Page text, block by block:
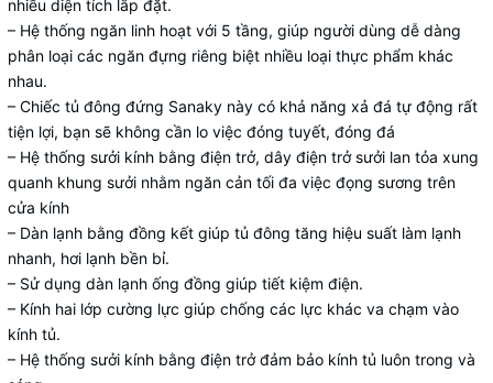
nhiều diện tích lắp đặt.
– Hệ thống ngăn linh hoạt với 5 tầng, giúp người dùng dễ dàng
phân loại các ngăn đựng riêng biệt nhiều loại thực phẩm khác
nhau.
– Chiếc tủ đông đứng Sanaky này có khả năng xả đá tự động rất
tiện lợi, bạn sẽ không cần lo việc đóng tuyết, đóng đá
– Hệ thống sưởi kính bằng điện trở, dây điện trở sưởi lan tỏa xung
quanh khung sưởi nhằm ngăn cản tối đa việc đọng sương trên
cửa kính
– Dàn lạnh bằng đồng kết giúp tủ đông tăng hiệu suất làm lạnh
nhanh, hơi lạnh bền bỉ.
– Sử dụng dàn lạnh ống đồng giúp tiết kiệm điện.
– Kính hai lớp cường lực giúp chống các lực khác va chạm vào
kính tủ.
– Hệ thống sưởi kính bằng điện trở đảm bảo kính tủ luôn trong và